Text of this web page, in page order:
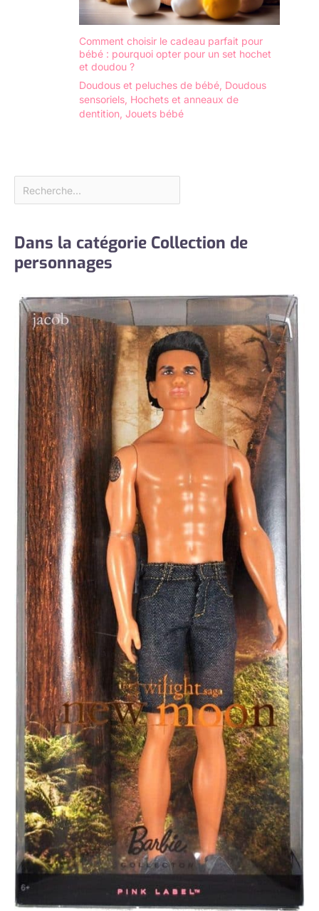
Comment choisir le cadeau parfait pour
bébé : pourquoi opter pour un set hochet
et doudou ?
Doudous et peluches de bébé Doudous
sensoriels Hochets et anneaux de
dentition Jouets bébé
Dans la catégorie Collection de
personnages